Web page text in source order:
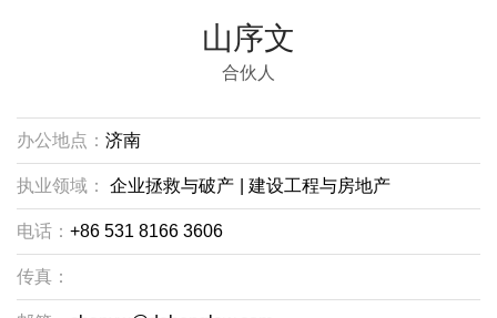
山序文
合伙人
办公地点： 济南
执业领域： 企业拯救与破产 建设工程与房地产
电话： +86 531 8166 3606
传真：